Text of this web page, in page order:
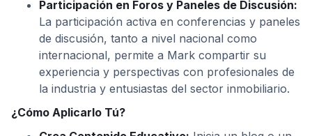
Participación en Foros y Paneles de Discusión:
La participación activa en conferencias y paneles
de discusión, tanto a nivel nacional como
internacional, permite a Mark compartir su
experiencia y perspectivas con profesionales de
la industria y entusiastas del sector inmobiliario.
¿Cómo Aplicarlo Tú?